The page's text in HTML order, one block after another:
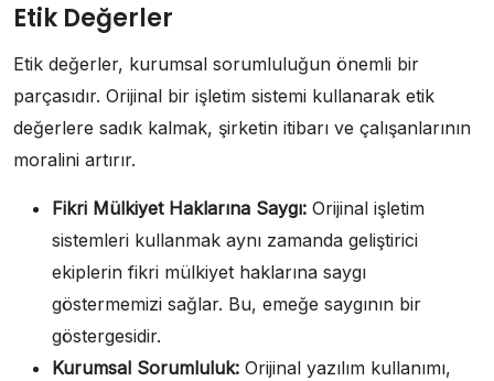
Etik Değerler
Etik değerler, kurumsal sorumluluğun önemli bir
parçasıdır. Orijinal bir işletim sistemi kullanarak etik
değerlere sadık kalmak, şirketin itibarı ve çalışanlarının
moralini artırır.
Fikri Mülkiyet Haklarına Saygı: Orijinal işletim
sistemleri kullanmak aynı zamanda geliştirici
ekiplerin fikri mülkiyet haklarına saygı
göstermemizi sağlar. Bu, emeğe saygının bir
göstergesidir.
Kurumsal Sorumluluk: Orijinal yazılım kullanımı,